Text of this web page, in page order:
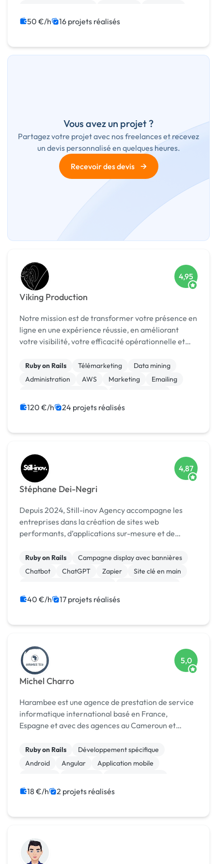
PHP
Gestion site web
50 €/h 16 projets réalisés
Vous avez un projet ?
Partagez votre projet avec nos freelances et recevez
un devis personnalisé en quelques heures.
Recevoir des devis
→
Viking Production
4,95
Notre mission est de transformer votre présence en
ligne en une expérience réussie, en améliorant
votre visibilité, votre efficacité opérationnelle et
Ruby on Rails Télémarketing
Data mining
Administration
AWS Marketing
Emailing
Mise en page
120 €/h 24 projets réalisés
Stéphane Dei-Negri
4,87
Depuis 2024, Still-inov Agency accompagne les
entreprises dans la création de sites web
performants, d’applications sur-mesure et de
Ruby on Rails
Campagne display avec bannières
Chatbot
ChatGPT Zapier
Site clé en main
WooCommerce
Stripe
40 €/h 17 projets réalisés
Michel Charro
5,0
Harambee est une agence de prestation de service
informatique international basé en France,
Espagne et avec des agences au Cameroun et
stratégie digitale en mettant à leur disposions des
experts dan...
Ruby on Rails
Développement spécifique
Android
Angular
Application mobile
JavaScript
Vue.JS
18 €/h 2 projets réalisés